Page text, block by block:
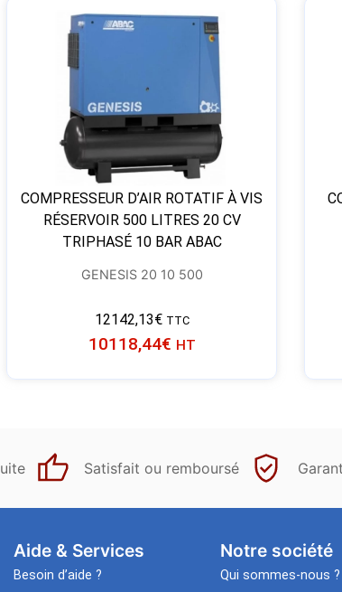
COMPRESSEUR D’AIR ROTATIF À VIS
RÉSERVOIR 500 LITRES 20 CV
TRIPHASÉ 10 BAR ABAC
GENESIS 20 10 500
12142,13€ TTC
10118,44€ HT
Satisfait ou remboursé
Aide & Services​
Besoin d’aide ?
Notre société
Qui sommes-nous ?